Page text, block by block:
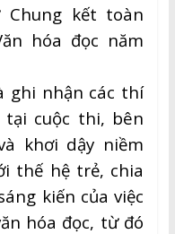
kết toàn
hóa đọc năm
ghi nhận các thí
cuộc thi, bên
khơi dậy niềm
thế hệ trẻ, chia
kiến của việc
hóa đọc, từ đó